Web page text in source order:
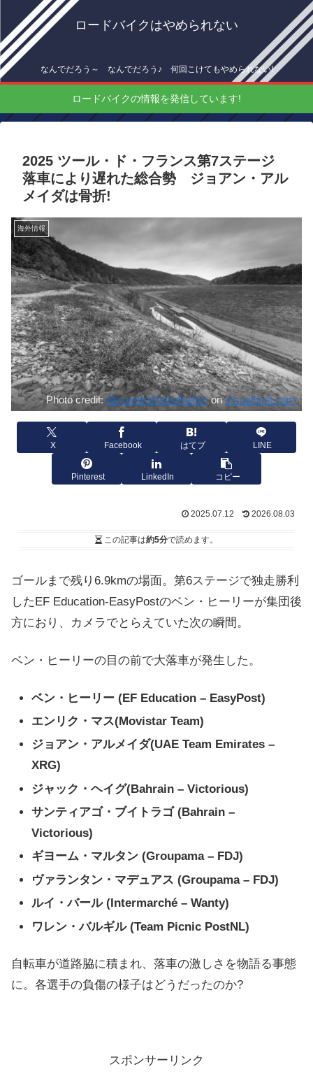
ロードバイクはやめられない
なんでだろう～ なんでだろう♪ 何回こけてもやめられない!
ロードバイクの情報を発信しています!
2025 ツール・ド・フランス第7ステージ
落車により遅れた総合勢 ジョアン・アル
メイダは骨折!
海外情報
Photo credit:AlexandraDeleuBaillononVisualhunt.com
X Facebook はてブ LINE
Pinterest LinkedIn コピー
2025.07.12 2026.08.03
この記事は約5分で読めます。
ゴールまで残り6.9kmの場面。第6ステージで独走勝利
したEF Education-EasyPostのベン・ヒーリーが集団後
方におり、カメラでとらえていた次の瞬間。
ベン・ヒーリーの目の前で大落車が発生した。
ベン・ヒーリー (EF Education – EasyPost)
エンリク・マス(Movistar Team)
ジョアン・アルメイダ(UAE Team Emirates –
XRG)
ジャック・ヘイグ(Bahrain – Victorious)
サンティアゴ・ブイトラゴ(Bahrain –
Victorious)
ギヨーム・マルタン (Groupama – FDJ)
ヴァランタン・マデュアス (Groupama – FDJ)
ルイ・バール(Intermarché – Wanty)
ワレン・バルギル (Team Picnic PostNL)
自転車が道路脇に積まれ、落車の激しさを物語る事態
に。各選手の負傷の様子はどうだったのか?
スポンサーリンク